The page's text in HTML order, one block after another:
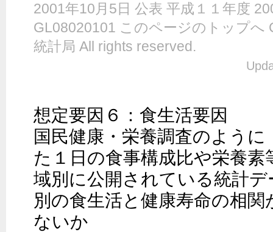
2001年10月5日 公表 平成１１年度
GL08020101 このページのトップへ
統計局 All rights reserved.
想定要因６：食生活要因
国民健康・栄養調査のよう
た１日の食事構成比や栄養
域別に公開されている統計
別の食生活と健康寿命の相
ないか